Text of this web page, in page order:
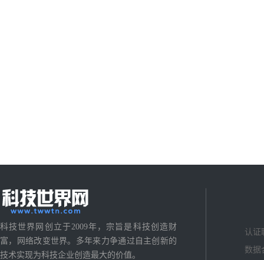
科技世界网创立于2009年，宗旨是科技创造财
富，网络改变世界。多年来力争通过自主创新的
技术实现为科技企业创造最大的价值。
认证
数据